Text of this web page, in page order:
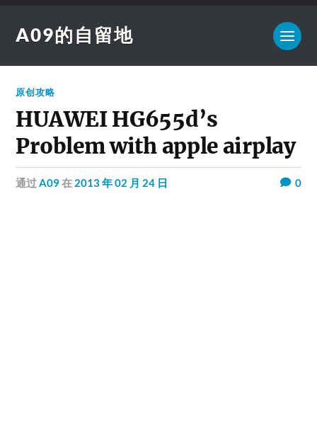
A09的自留地
原创攻略
HUAWEI HG655d’s
Problem with apple airplay
通过A09在 2013 年 02 月 24 日 0